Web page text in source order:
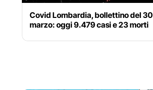
Covid Lombardia, bollettino del 30
marzo: oggi 9.479 casi e 23 morti